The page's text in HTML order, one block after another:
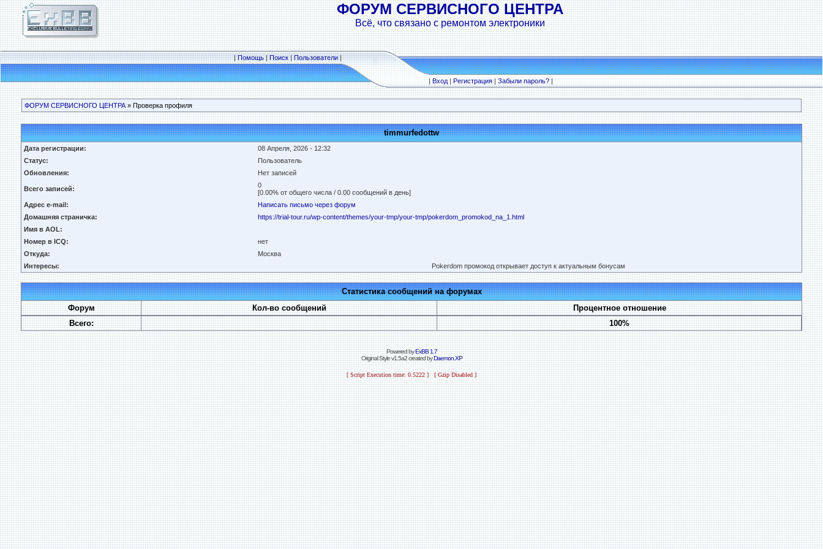
ФОРУМ СЕРВИСНОГО ЦЕНТРА
Всё, что связано с ремонтом электроники
|Помощь|Поиск|Пользователи|
|Вход|Регистрация|Забыли пароль?|
ФОРУМ СЕРВИСНОГО ЦЕНТРА » Проверка профиля
timmurfedottw
Дата регистрации:
08 Апреля, 2026 - 12:32
Статус:
Пользователь
Обновления:
Нет записей
Всего записей:
0
[0.00% от общего числа / 0.00 сообщений в день]
Адрес e-mail:
Написать письмо через форум
Домашняя страничка:
https://trial-tour.ru/wp-content/themes/your-tmp/your-tmp/pokerdom_promokod_na_1.html
Имя в AOL:
Номер в ICQ:
нет
Откуда:
Москва
Интересы:
Pokerdom промокод открывает доступ к актуальным бонусам
Статистика сообщений на форумах
Форум
Кол-во сообщений
Процентное отношение
Всего:
100%
Powered byExBB 1.7
Original Style v1.5a2 created byDaemon.XP
[ Script Execution time: 0.5222 ] [ Gzip Disabled ]